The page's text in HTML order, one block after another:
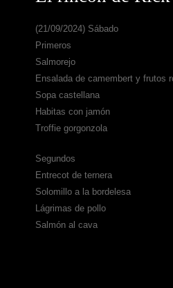
(21/09/2024) Sábado
Primeros
Salmorejo
Ensalada de camembert y frutos
Sopa castellana
Habitas con jamón
Troffie gorgonzola
Segundos
Entrecot de ternera
Solomillo a la bordelesa
Lágrimas de pollo
Salmón al cava